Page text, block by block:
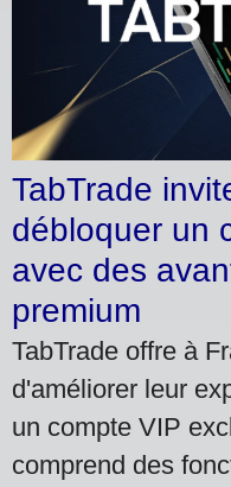
TabTrade
débloquer un
avec des
premium
TabTrade offre à
d'améliorer leur
un compte VIP
comprend des